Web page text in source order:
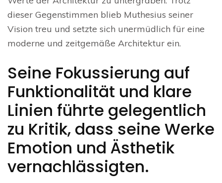
dieser Gegenstimmen blieb Muthesius seiner
Vision treu und setzte sich unermüdlich für eine
moderne und zeitgemäße Architektur ein.
Seine Fokussierung auf
Funktionalität und klare
Linien führte gelegentlich
zu Kritik, dass seine Werke
Emotion und Ästhetik
vernachlässigten.